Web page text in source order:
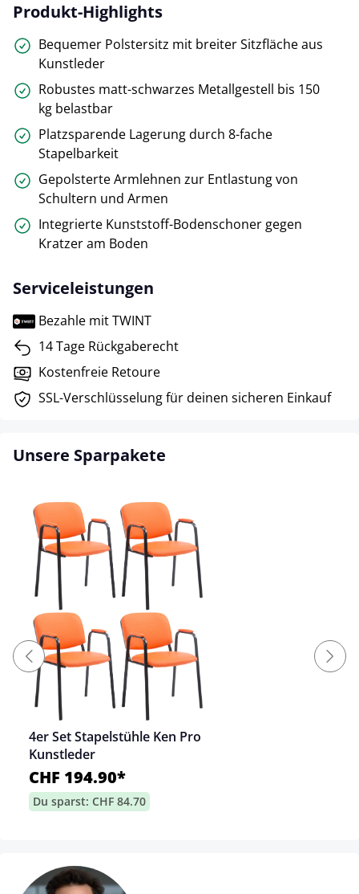
Produkt-Highlights
Bequemer Polstersitz mit breiter Sitzfläche aus
Kunstleder
Robustes matt-schwarzes Metallgestell bis 150
kg belastbar
Platzsparende Lagerung durch 8-fache
Stapelbarkeit
Gepolsterte Armlehnen zur Entlastung von
Schultern und Armen
Integrierte Kunststoff-Bodenschoner gegen
Kratzer am Boden
Serviceleistungen
Bezahle mit TWINT
14 Tage Rückgaberecht
Kostenfreie Retoure
SSL-Verschlüsselung für deinen sicheren Einkauf
Unsere Sparpakete
4er Set Stapelstühle Ken Pro
Kunstleder
CHF 194.90*
Du sparst: CHF 84.70